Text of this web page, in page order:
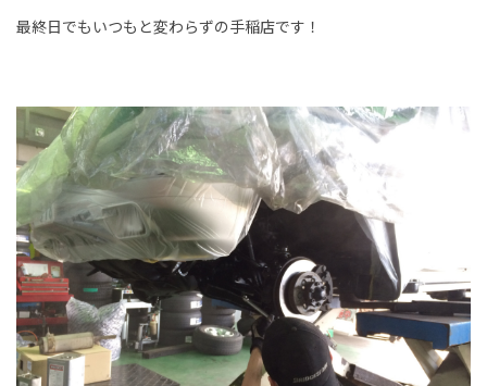
最終日でもいつもと変わらずの手稲店です！